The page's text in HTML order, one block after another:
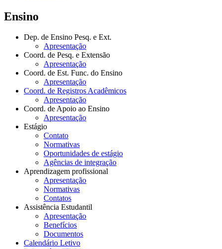
Ensino
Dep. de Ensino Pesq. e Ext.
Apresentação
Coord. de Pesq. e Extensão
Apresentação
Coord. de Est. Func. do Ensino
Apresentação
Coord. de Registros Acadêmicos
Apresentação
Coord. de Apoio ao Ensino
Apresentação
Estágio
Contato
Normativas
Oportunidades de estágio
Agências de integração
Aprendizagem profissional
Apresentação
Normativas
Contatos
Assistência Estudantil
Apresentação
Benefícios
Documentos
Calendário Letivo